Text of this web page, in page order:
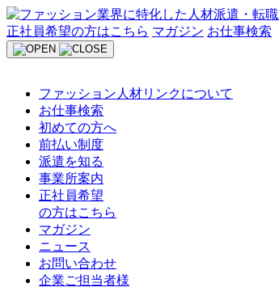
Skip
to
content
正社員希望の方はこちら マガジン お仕事検索
ファッション人材リンクについて
お仕事検索
初めての方へ
前払い制度
派遣を知る
事業所案内
正社員希望
の方はこちら
マガジン
ニュース
お問い合わせ
企業ご担当者様